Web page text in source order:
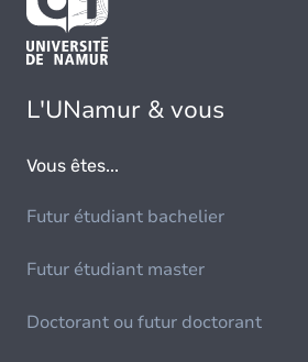
L'UNamur & vous
Vous êtes...
Futur étudiant bachelier
Futur étudiant master
Doctorant ou futur doctorant